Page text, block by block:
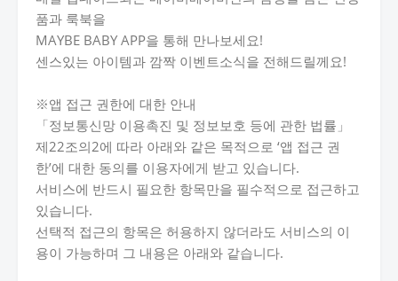
품과 룩북을
MAYBE BABY APP을 통해 만나보세요!
센스있는 아이템과 깜짝 이벤트소식을 전해드릴께요!
※앱 접근 권한에 대한 안내
「정보통신망 이용촉진 및 정보보호 등에 관한 법률」
제22조의2에 따라 아래와 같은 목적으로 ‘앱 접근 권
한’에 대한 동의를 이용자에게 받고 있습니다.
서비스에 반드시 필요한 항목만을 필수적으로 접근하고
있습니다.
선택적 접근의 항목은 허용하지 않더라도 서비스의 이
용이 가능하며 그 내용은 아래와 같습니다.